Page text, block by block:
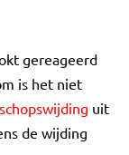
gereageerd
is het niet
uit
de wijding